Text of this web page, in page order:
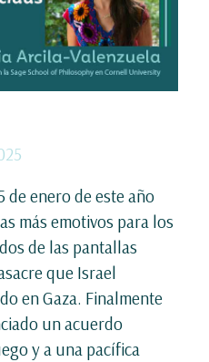
de enero de este año
más emotivos para los
de las pantallas
que Israel
en Gaza. Finalmente
un acuerdo
y a una pacífica